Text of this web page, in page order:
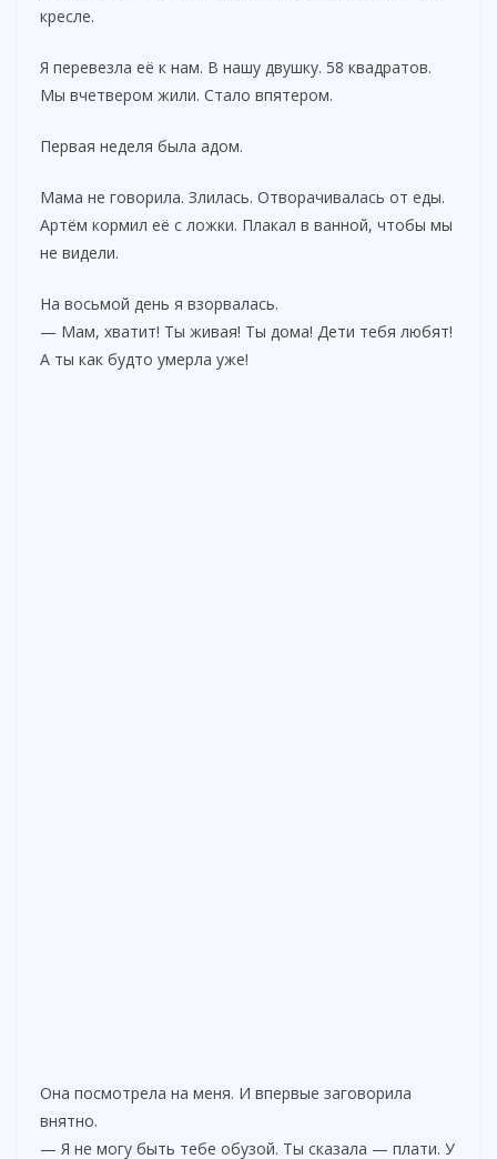
кресле.
Я перевезла её к нам. В нашу двушку. 58 квадратов.
Мы вчетвером жили. Стало впятером.
Первая неделя была адом.
Мама не говорила. Злилась. Отворачивалась от еды.
Артём кормил её с ложки. Плакал в ванной, чтобы мы
не видели.
На восьмой день я взорвалась.
— Мам, хватит! Ты живая! Ты дома! Дети тебя любят!
А ты как будто умерла уже!
Она посмотрела на меня. И впервые заговорила
внятно.
— Я не могу быть тебе обузой. Ты сказала — плати. У